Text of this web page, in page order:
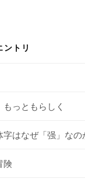
ントリ
っともらしく
字はなぜ「强」なの
険